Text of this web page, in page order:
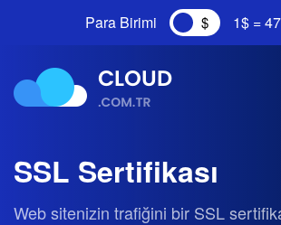
Para Birimi 1$ =
SSL Sertifikası
Web sitenizin trafiğini bir SSL